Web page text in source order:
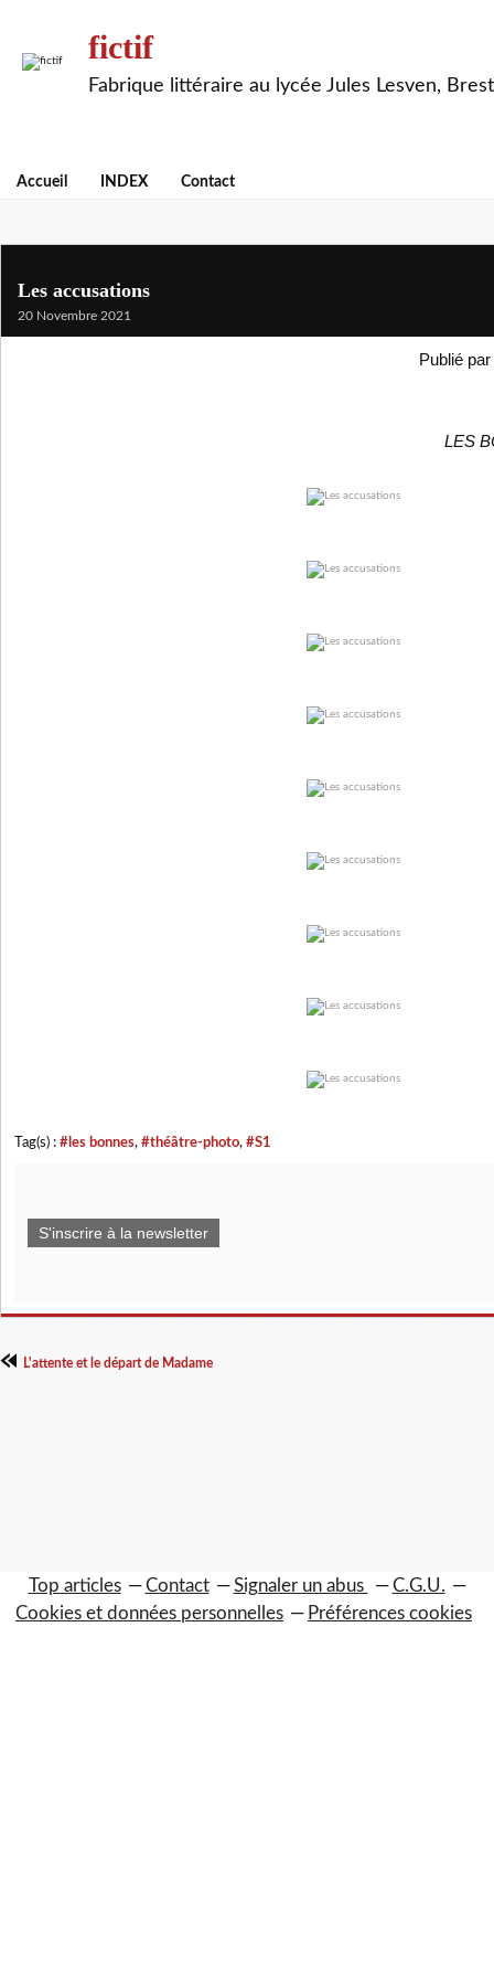
fictif
Fabrique littéraire au lycée Jules Lesven, Brest
Accueil INDEX Contact
Les accusations
20 Novembre 2021
Publié
LES
Tag(s) : #les bonnes, #théâtre-photo, #S1
S'inscrire à la newsletter
L'attente et le départ de Madame
Top articles Contact Signaler un abus
C.G.U.
Cookies et données personnelles
Préférences cookies